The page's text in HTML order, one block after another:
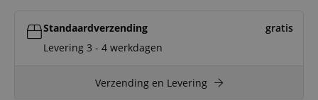
Standaardverzending
gratis
Levering 3 - 4 werkdagen
Verzending en Levering